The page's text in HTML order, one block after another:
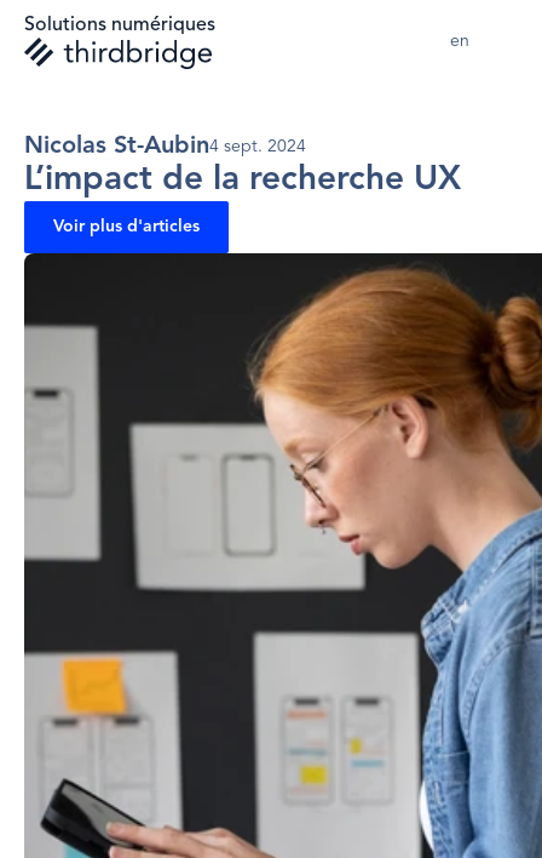
Solutions numériques
en
Nicolas St-Aubin4 sept. 2024
L’impact de la recherche UX
Voir plus d'articles